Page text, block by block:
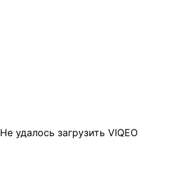
Не удалось загрузить VIQEO